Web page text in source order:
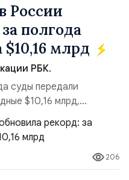
России
полгода
$10,16 млрд
РБК.
суды передали
$10,16 млрд,
в 2,5 раза больше,
года ($3,95 млрд).
42,2% денежного
слияний и
206